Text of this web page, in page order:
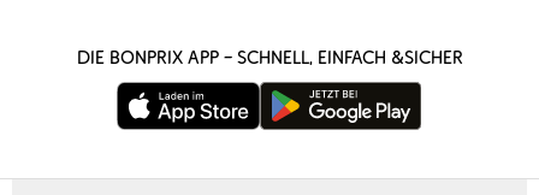
DIE BONPRIX APP – SCHNELL, EINFACH &SICHER